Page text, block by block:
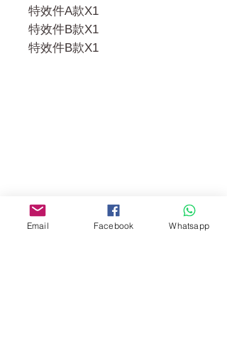
特效件A款X1
特效件B款X1
特效件B款X1
Address:
Email Facebook Whatsapp